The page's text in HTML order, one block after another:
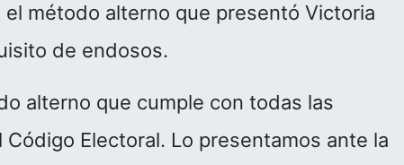
método alterno que presentó Victoria
de endosos.
alterno que cumple con todas las
Electoral. Lo presentamos ante la